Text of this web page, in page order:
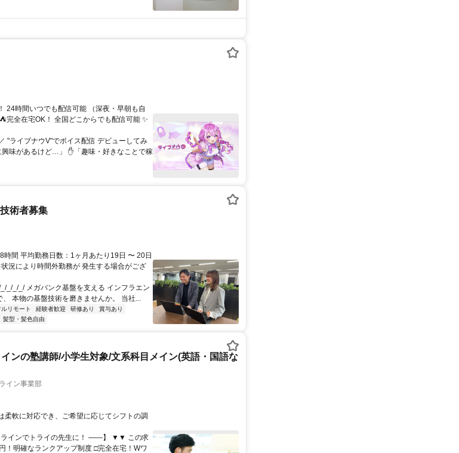
24時間いつでも配信可能 （深夜・早朝も自
完全在宅OK！ 全国どこからでも配信可能 ✨
"ライブナウV"でボイス配信 デビューしてみ
興味があるけど…」 ✋「趣味・好きなことで稼
術者募集
間 平均勤務日数：1ヶ月あたり19日 〜 20日
況により時間外勤務が 発生する場合がござ
_/_/_/ メガバンク基盤を支える インフラエン
本物の基盤技術を磨きませんか。 当社...
ルリモート 経験者歓迎 研修あり
賞与あり
髪型・髪色自由
ンの塾講師/小学生対象/文系科目メイン(英語・国語な
イン事業部
柔軟に対応でき、ご希望に応じてシフトの調
インでトライの先生に！ ――】 ▼▼ この求
明確なランクアップ制度 □完全在宅！Wワ